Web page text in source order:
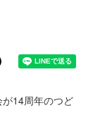
14周年のつど